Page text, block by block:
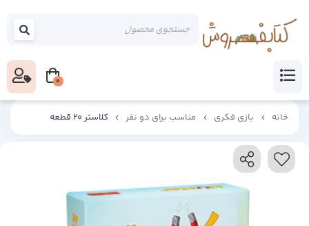
خانه بازی فکری مناسب برای دو نفر کلاستر 20 قطعه
0